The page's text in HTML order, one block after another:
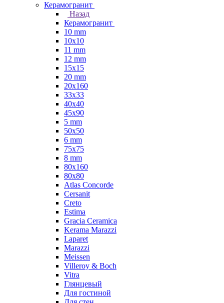
Керамогранит
Назад
Керамогранит
10 mm
10x10
11 mm
12 mm
15x15
20 mm
20х160
33x33
40х40
45x90
5 mm
50x50
6 mm
75х75
8 mm
80x160
80x80
Atlas Concorde
Cersanit
Creto
Estima
Gracia Ceramica
Kerama Marazzi
Laparet
Marazzi
Meissen
Villeroy & Boch
Vitra
Глянцевый
Для гостиной